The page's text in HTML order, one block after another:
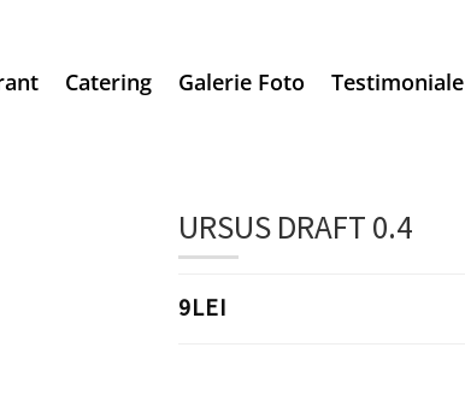
Catering Galerie Foto Testimoniale
URSUS DRAFT 0.4
9LEI